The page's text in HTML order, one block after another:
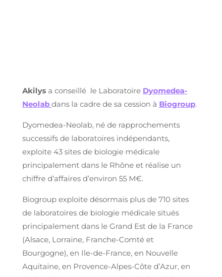
Akilys a conseillé le Laboratoire Dyomedea-
Neolab dans la cadre de sa cession à Biogroup.
Dyomedea-Neolab, né de rapprochements
successifs de laboratoires indépendants,
exploite 43 sites de biologie médicale
principalement dans le Rhône et réalise un
chiffre d’affaires d’environ 55 M€.
Biogroup exploite désormais plus de 710 sites
de laboratoires de biologie médicale situés
principalement dans le Grand Est de la France
(Alsace, Lorraine, Franche-Comté et
Bourgogne), en Ile-de-France, en Nouvelle
Aquitaine, en Provence-Alpes-Côte d’Azur, en